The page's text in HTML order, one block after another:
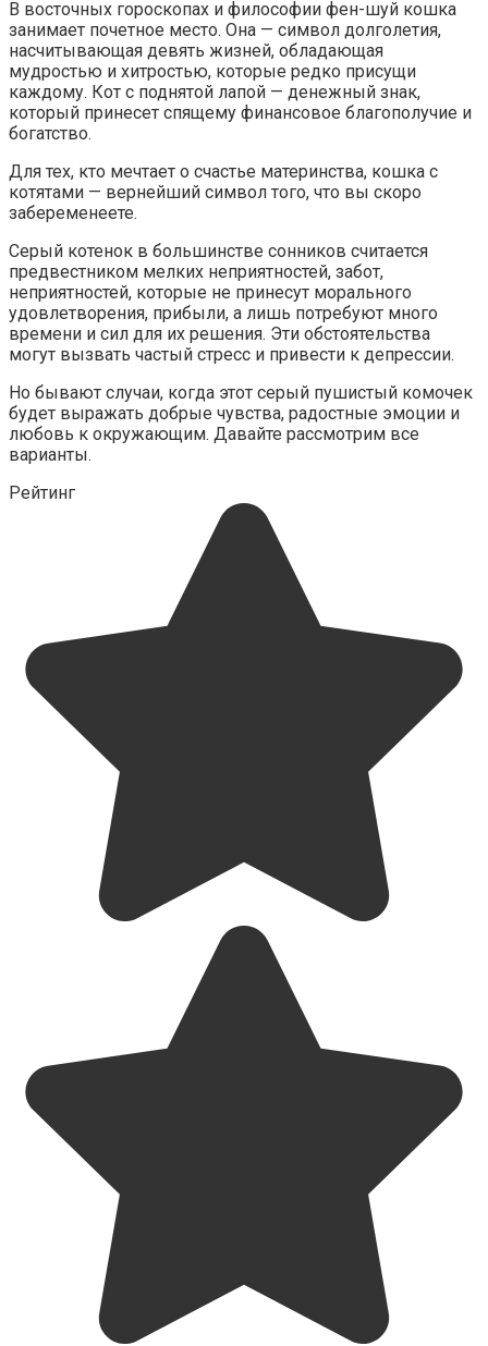
В восточных гороскопах и философии фен-шуй кошка
занимает почетное место. Она — символ долголетия,
насчитывающая девять жизней, обладающая
мудростью и хитростью, которые редко присущи
каждому. Кот с поднятой лапой — денежный знак,
который принесет спящему финансовое благополучие и
богатство.
Для тех, кто мечтает о счастье материнства, кошка с
котятами — вернейший символ того, что вы скоро
забеременеете.
Серый котенок в большинстве сонников считается
предвестником мелких неприятностей, забот,
неприятностей, которые не принесут морального
удовлетворения, прибыли, а лишь потребуют много
времени и сил для их решения. Эти обстоятельства
могут вызвать частый стресс и привести к депрессии.
Но бывают случаи, когда этот серый пушистый комочек
будет выражать добрые чувства, радостные эмоции и
любовь к окружающим. Давайте рассмотрим все
варианты.
Рейтинг